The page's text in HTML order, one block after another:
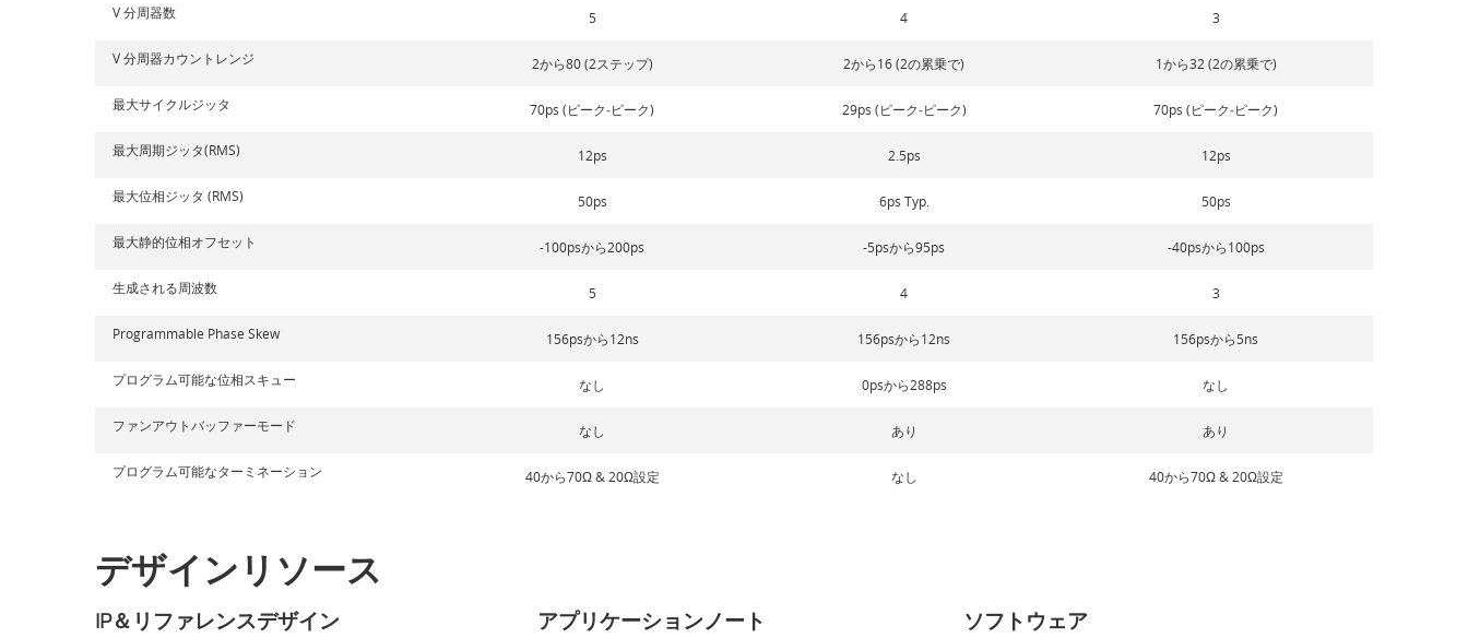
V 分周器数 5 4 3
V 分周器カウントレンジ 2から80 (2ステップ) 2から16 (2の累乗で) 1から32 (2の累乗で)
最大サイクルジッタ 70ps (ピーク‐ピーク) 29ps (ピーク‐ピーク) 70ps (ピーク‐ピーク)
最大周期ジッタ(RMS) 12ps 2.5ps 12ps
最大位相ジッタ (RMS) 50ps 6ps Typ. 50ps
最大静的位相オフセット -100psから200ps -5psから95ps -40psから100ps
生成される周波数 5 4 3
Programmable Phase Skew 156psから12ns 156psから12ns 156psから5ns
プログラム可能な位相スキュー なし 0psから288ps なし
ファンアウトバッファーモード なし あり あり
プログラム可能なターミネーション 40から70Ω & 20Ω設定 なし 40から70Ω & 20Ω設定
デザインリソース
IP＆リファレンスデザイン アプリケーションノート ソフトウェア